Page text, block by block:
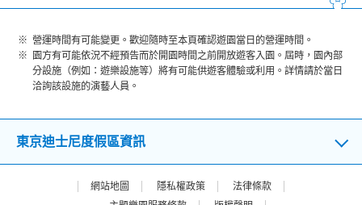
營運時間有可能變更。歡迎隨時至本頁確認遊園當日的營運時間。
園方有可能依況不經預告而於開園時間之前開放遊客入園。屆時，園內部
分設施（例如：遊樂設施等）將有可能供遊客體驗或利用。詳情請於當日
洽詢該設施的演藝人員。
東京迪士尼度假區資訊
網站地圖 隱私權政策
法律條款